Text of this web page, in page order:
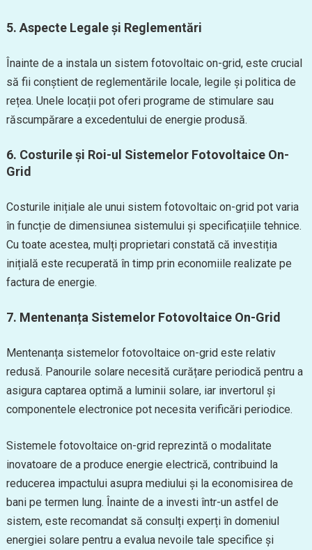
5. Aspecte Legale și Reglementări
Înainte de a instala un sistem fotovoltaic on-grid, este crucial
să fii conștient de reglementările locale, legile și politica de
rețea. Unele locații pot oferi programe de stimulare sau
răscumpărare a excedentului de energie produsă.
6. Costurile și Roi-ul Sistemelor Fotovoltaice On-
Grid
Costurile inițiale ale unui sistem fotovoltaic on-grid pot varia
în funcție de dimensiunea sistemului și specificațiile tehnice.
Cu toate acestea, mulți proprietari constată că investiția
inițială este recuperată în timp prin economiile realizate pe
factura de energie.
7. Mentenanța Sistemelor Fotovoltaice On-Grid
Mentenanța sistemelor fotovoltaice on-grid este relativ
redusă. Panourile solare necesită curățare periodică pentru a
asigura captarea optimă a luminii solare, iar invertorul și
componentele electronice pot necesita verificări periodice.
Sistemele fotovoltaice on-grid reprezintă o modalitate
inovatoare de a produce energie electrică, contribuind la
reducerea impactului asupra mediului și la economisirea de
bani pe termen lung. Înainte de a investi într-un astfel de
sistem, este recomandat să consulți experți în domeniul
energiei solare pentru a evalua nevoile tale specifice și